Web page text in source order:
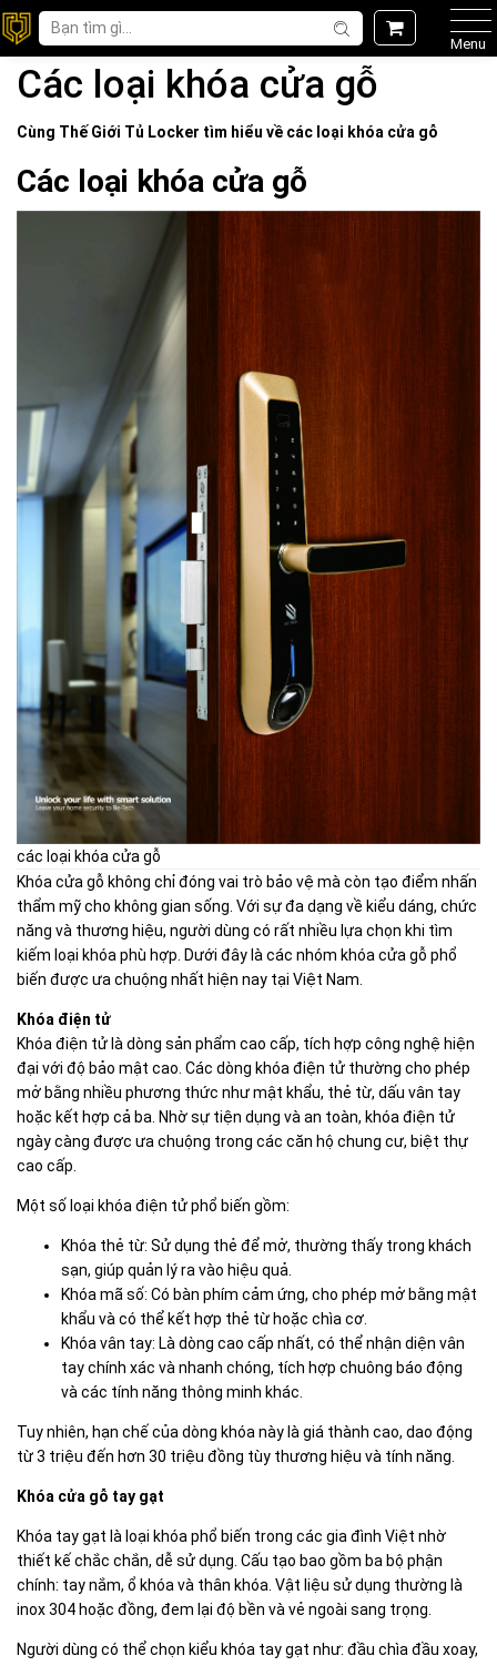
Menu
Các loại khóa cửa gỗ
Cùng Thế Giới Tủ Locker tìm hiểu về các loại khóa cửa gỗ
Các loại khóa cửa gỗ
các loại khóa cửa gỗ
Khóa cửa gỗ không chỉ đóng vai trò bảo vệ mà còn tạo điểm nhấn
thẩm mỹ cho không gian sống. Với sự đa dạng về kiểu dáng, chức
năng và thương hiệu, người dùng có rất nhiều lựa chọn khi tìm
kiếm loại khóa phù hợp. Dưới đây là các nhóm khóa cửa gỗ phổ
biến được ưa chuộng nhất hiện nay tại Việt Nam.
Khóa điện tử
Khóa điện tử là dòng sản phẩm cao cấp, tích hợp công nghệ hiện
đại với độ bảo mật cao. Các dòng khóa điện tử thường cho phép
mở bằng nhiều phương thức như mật khẩu, thẻ từ, dấu vân tay
hoặc kết hợp cả ba. Nhờ sự tiện dụng và an toàn, khóa điện tử
ngày càng được ưa chuộng trong các căn hộ chung cư, biệt thự
cao cấp.
Một số loại khóa điện tử phổ biến gồm:
Khóa thẻ từ: Sử dụng thẻ để mở, thường thấy trong khách
sạn, giúp quản lý ra vào hiệu quả.
Khóa mã số: Có bàn phím cảm ứng, cho phép mở bằng mật
khẩu và có thể kết hợp thẻ từ hoặc chìa cơ.
Khóa vân tay: Là dòng cao cấp nhất, có thể nhận diện vân
tay chính xác và nhanh chóng, tích hợp chuông báo động
và các tính năng thông minh khác.
Tuy nhiên, hạn chế của dòng khóa này là giá thành cao, dao động
từ 3 triệu đến hơn 30 triệu đồng tùy thương hiệu và tính năng.
Khóa cửa gỗ tay gạt
Khóa tay gạt là loại khóa phổ biến trong các gia đình Việt nhờ
thiết kế chắc chắn, dễ sử dụng. Cấu tạo bao gồm ba bộ phận
chính: tay nắm, ổ khóa và thân khóa. Vật liệu sử dụng thường là
inox 304 hoặc đồng, đem lại độ bền và vẻ ngoài sang trọng.
Người dùng có thể chọn kiểu khóa tay gạt như: đầu chìa đầu xoay,